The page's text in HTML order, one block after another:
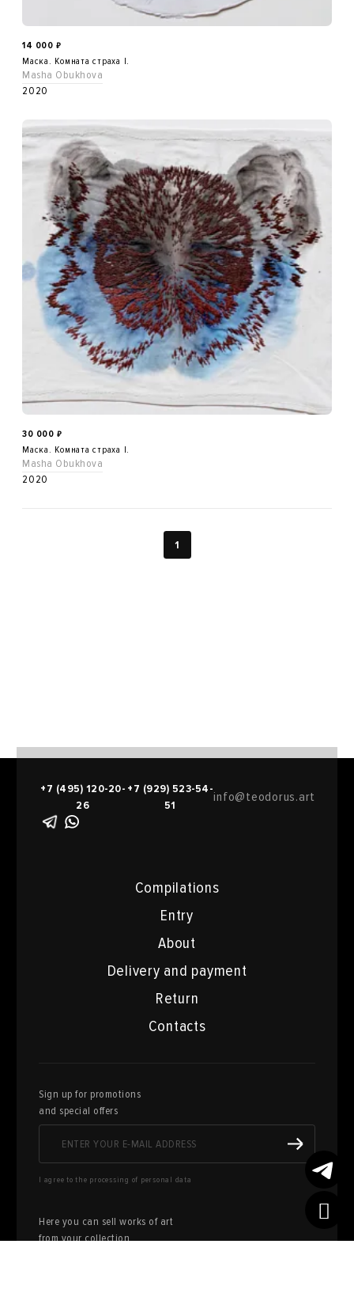
14 000 ₽
Маска. Комната страха I.
Masha Obukhova
2020
30 000 ₽
Маска. Комната страха I.
Masha Obukhova
2020
1
Compilations
Entry
About
Delivery and payment
Return
Contacts
+7 (495) 120-20-
26
+7 (929) 523-54-
51
info@teodorus.art
Sign up for promotions
and special offers
I agree to the processing of personal data
Here you can sell works of art
from your collection